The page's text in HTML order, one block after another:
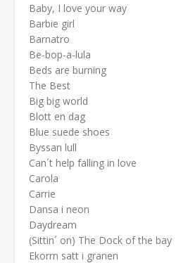
Baby, I love your way
Barbie girl
Barnatro
Be-bop-a-lula
Beds are burning
The Best
Big big world
Blott en dag
Blue suede shoes
Byssan lull
Can´t help falling in love
Carola
Carrie
Dansa i neon
Daydream
(Sittin´ on) The Dock of the bay
Ekorrn satt i granen